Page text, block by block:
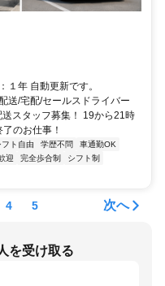
１年 自動更新です。
送/宅配/セールスドライバー
スタッフ募集！ 19から21時
のお仕事！
フト自由 学歴不問
車通勤OK
迎 完全歩合制
シフト制
4 5 次へ
を受け取る